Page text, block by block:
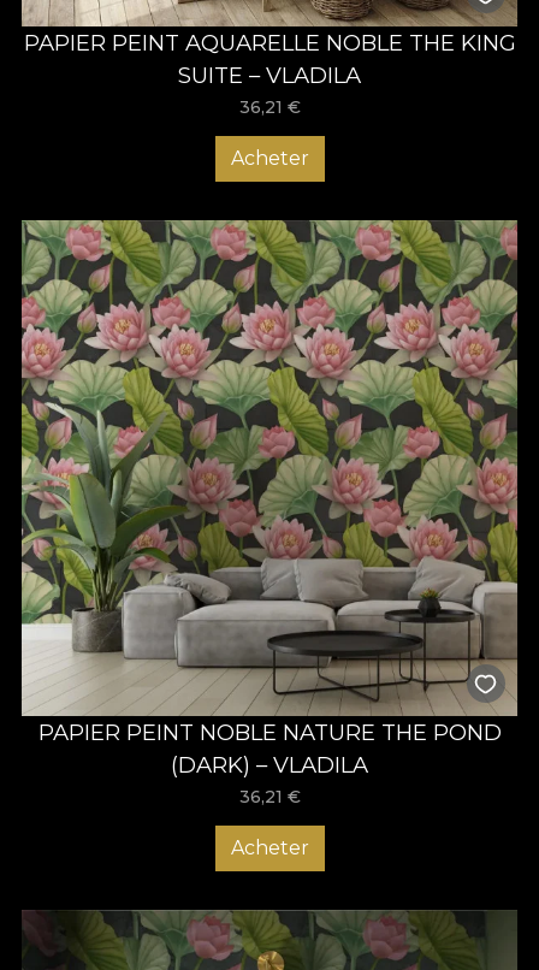
PAPIER PEINT AQUARELLE NOBLE THE KING
SUITE – VLADILA
36,21 €
Acheter
PAPIER PEINT NOBLE NATURE THE POND
(DARK) – VLADILA
36,21 €
Acheter